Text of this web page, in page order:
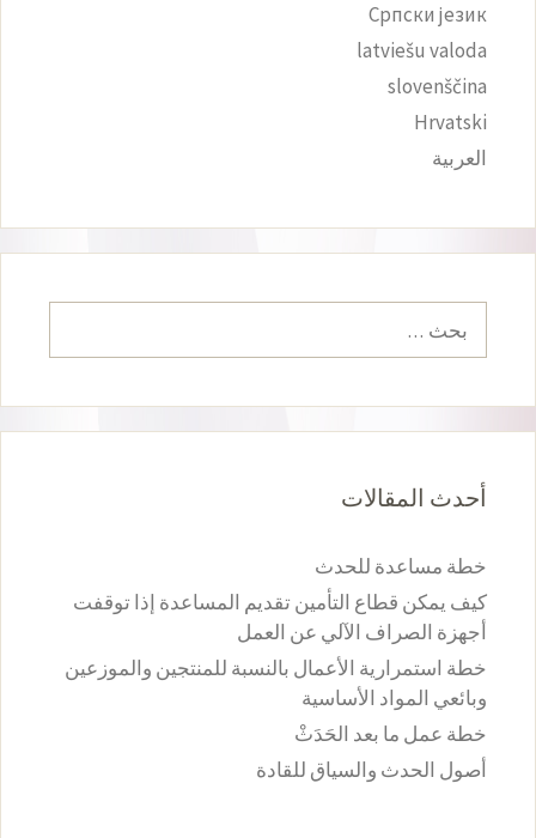
Српски језик
latviešu valoda
slovenščina
Hrvatski
العربية
عن:
أحدث المقالات
خطة مساعدة للحدث
كيف يمكن قطاع التأمين تقديم المساعدة إذا توقفت
أجهزة الصراف الآلي عن العمل
خطة استمرارية الأعمال بالنسبة للمنتجين والموزعين
وبائعي المواد الأساسية
خطة عمل ما بعد الحَدَثْ
أصول الحدث والسياق للقادة